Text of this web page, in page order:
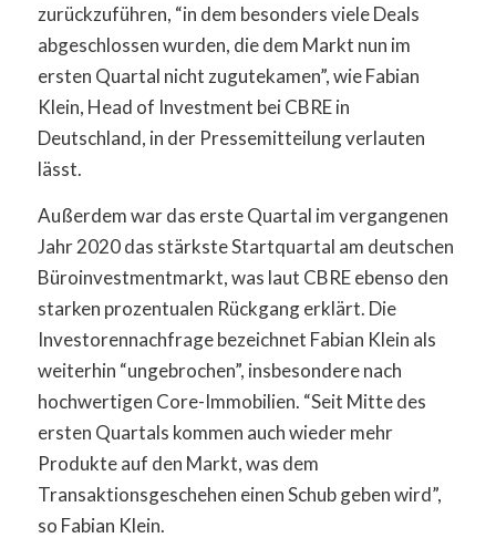
zurückzuführen, “in dem besonders viele Deals
abgeschlossen wurden, die dem Markt nun im
ersten Quartal nicht zugutekamen”, wie Fabian
Klein, Head of Investment bei CBRE in
Deutschland, in der Pressemitteilung verlauten
lässt.
Außerdem war das erste Quartal im vergangenen
Jahr 2020 das stärkste Startquartal am deutschen
Büroinvestmentmarkt, was laut CBRE ebenso den
starken prozentualen Rückgang erklärt. Die
Investorennachfrage bezeichnet Fabian Klein als
weiterhin “ungebrochen”, insbesondere nach
hochwertigen Core-Immobilien. “Seit Mitte des
ersten Quartals kommen auch wieder mehr
Produkte auf den Markt, was dem
Transaktionsgeschehen einen Schub geben wird”,
so Fabian Klein.